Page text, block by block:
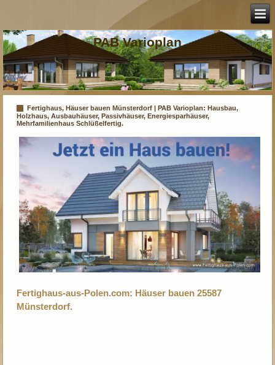
PAB Varioplan
Fertighaus, Häuser bauen Münsterdorf | PAB Varioplan: Hausbau,
Holzhaus, Ausbauhäuser, Passivhäuser, Energiesparhäuser,
Mehrfamilienhaus Schlüßelfertig.
Fertighaus-aus-Polen.com: Häuser bauen 25587
Münsterdorf.